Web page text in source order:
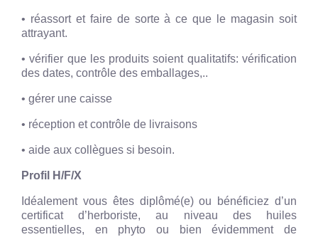
• réassort et faire de sorte à ce que le magasin soit
attrayant.
• vérifier que les produits soient qualitatifs: vérification
des dates, contrôle des emballages,..
• gérer une caisse
• réception et contrôle de livraisons
• aide aux collègues si besoin.
Profil H/F/X
Idéalement vous êtes diplômé(e) ou bénéficiez d’un
certificat d’herboriste, au niveau des huiles
essentielles, en phyto ou bien évidemment de